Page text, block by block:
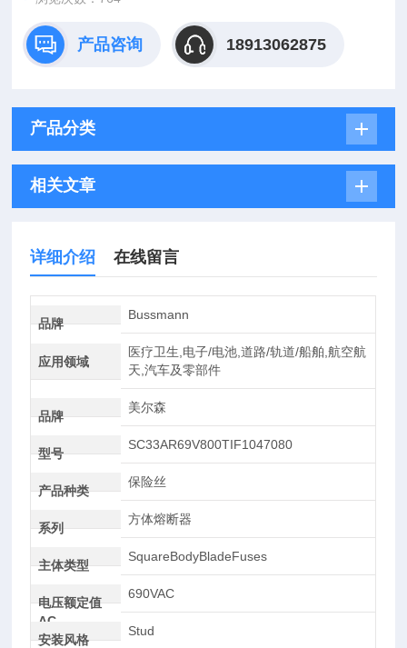
产品咨询 18913062875
产品分类
相关文章
详细介绍 在线留言
品牌
Bussmann
应用领域
医疗卫生,电子/电池,道路/轨道/船舶,航空航
天,汽车及零部件
品牌
美尔森
型号
SC33AR69V800TIF1047080
产品种类
保险丝
系列
方体熔断器
主体类型
SquareBodyBladeFuses
电压额定值
AC
690VAC
安装风格
Stud